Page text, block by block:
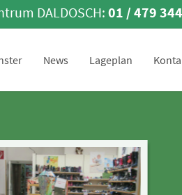
DALDOSCH: 01 / 479
News Lageplan